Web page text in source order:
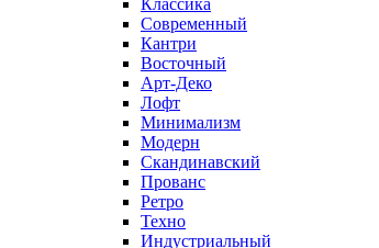
Классика
Современный
Кантри
Восточный
Арт-Деко
Лофт
Минимализм
Модерн
Скандинавский
Прованс
Ретро
Техно
Индустриальный